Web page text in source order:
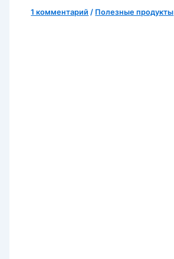
1 комментарий / Полезные продукты